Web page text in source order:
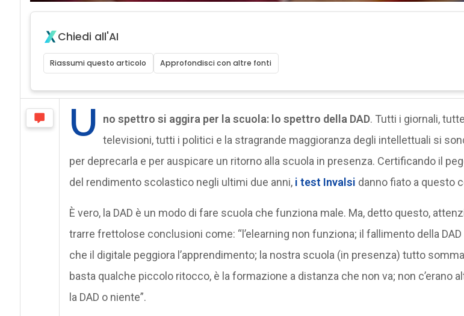
Chiedi all'AI
Riassumi questo articolo Approfondisci con altre fonti
U no spettro si aggira per la scuola: lo spettro della DAD. Tutti i giornali,
televisioni, tutti i politici e la stragrande maggioranza degli intellettuali si
per deprecarla e per auspicare un ritorno alla scuola in presenza. Certificando il
del rendimento scolastico negli ultimi due anni, i test Invalsi danno fiato a questo
È vero, la DAD è un modo di fare scuola che funziona male. Ma, detto questo,
trarre frettolose conclusioni come: “l’elearning non funziona; il fallimento della
che il digitale peggiora l’apprendimento; la nostra scuola (in presenza) tutto
basta qualche piccolo ritocco, è la formazione a distanza che non va; non c’erano
la DAD o niente”.